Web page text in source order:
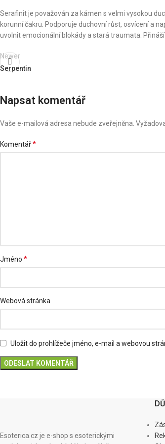
Serafinit je považován za kámen s velmi vysokou
korunní čakru. Podporuje duchovní růst, osvícení a
uvolnit emocionální blokády a stará traumata.
Newer
Serpentin
Napsat komentář
Vaše e-mailová adresa nebude zveřejněna.
Komentář*
Jméno *
Webová stránka
Uložit do prohlížeče jméno, e-mail a webovou
Esoterica.cz je e-shop s esoterickými